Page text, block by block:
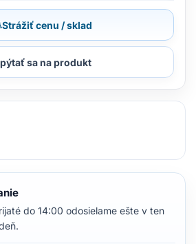
Strážiť cenu / sklad
sa na produkt
do 14:00 odosielame ešte v ten